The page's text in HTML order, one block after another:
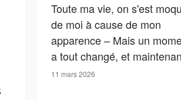
Toute ma vie, on s'est
de moi à cause de mon
apparence – Mais un
a tout changé, et
les hommes ne me laissent
11 mars 2026